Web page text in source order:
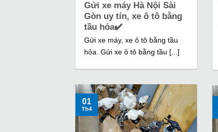
Gửi xe máy Hà Nội Sài
Gòn uy tín, xe ô tô bằng
tầu hỏa✔️
Gửi xe máy, xe ô tô bằng tầu
hỏa. Gửi xe ô tô bằng tầu [...]
01
Th4